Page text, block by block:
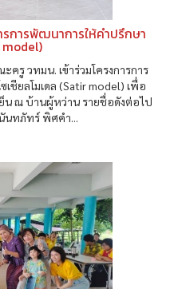
การพัฒนาการให้คำปรึกษา
model)
รู วทมน. เข้าร่วมโครงการการ
ชียลโมเดล (Satir model) เพื่อ
น ณ บ้านผู้หว่าน รายชื่อดังต่อไป
นทภัทร์ พิศคำ...